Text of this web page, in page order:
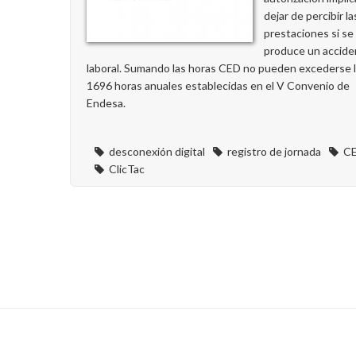
dejar de percibir
prestaciones si se
produce un
laboral. Sumando las horas CED no pueden excederse
1696 horas anuales establecidas en el V Convenio de
Endesa.
desconexión digital registro de jornada
ClicTac